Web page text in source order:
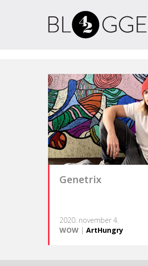
Genetrix
2020. november 4.
WOW | ArtHungry